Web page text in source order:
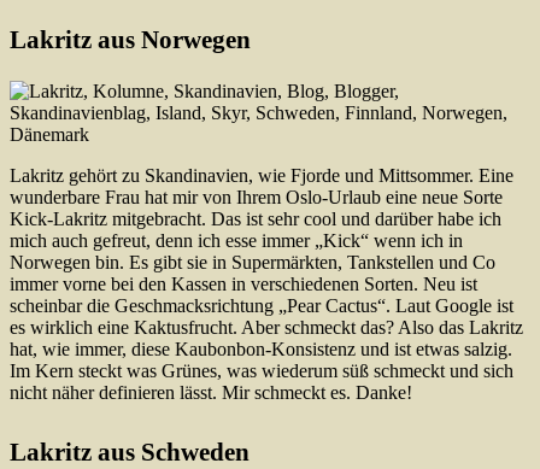
Lakritz aus Norwegen
Lakritz gehört zu Skandinavien, wie Fjorde und Mittsommer. Eine
wunderbare Frau hat mir von Ihrem Oslo-Urlaub eine neue Sorte
Kick-Lakritz mitgebracht. Das ist sehr cool und darüber habe ich
mich auch gefreut, denn ich esse immer „Kick“ wenn ich in
Norwegen bin. Es gibt sie in Supermärkten, Tankstellen und Co
immer vorne bei den Kassen in verschiedenen Sorten. Neu ist
scheinbar die Geschmacksrichtung „Pear Cactus“. Laut Google ist
es wirklich eine Kaktusfrucht. Aber schmeckt das? Also das Lakritz
hat, wie immer, diese Kaubonbon-Konsistenz und ist etwas salzig.
Im Kern steckt was Grünes, was wiederum süß schmeckt und sich
nicht näher definieren lässt. Mir schmeckt es. Danke!
Lakritz aus Schweden